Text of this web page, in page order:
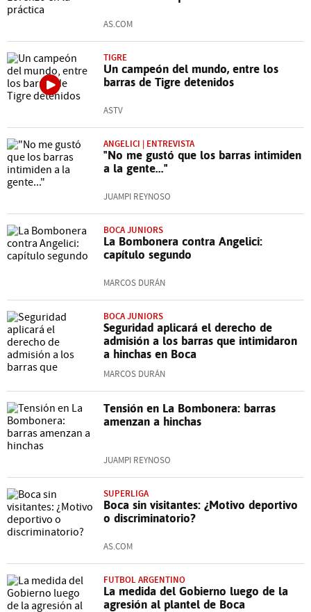
AS.COM
TIGRE
Un campeón del mundo, entre los
barras de Tigre detenidos
ASTV
ANGELICI | ENTREVISTA
"No me gustó que los barras intimiden
a la gente..."
JUAMPI REYNOSO
BOCA JUNIORS
La Bombonera contra Angelici:
capítulo segundo
MARCOS DURÁN
BOCA JUNIORS
Seguridad aplicará el derecho de
admisión a los barras que intimidaron
a hinchas en Boca
MARCOS DURÁN
Tensión en La Bombonera: barras
amenzan a hinchas
JUAMPI REYNOSO
SUPERLIGA
Boca sin visitantes: ¿Motivo deportivo
o discriminatorio?
AS.COM
FUTBOL ARGENTINO
La medida del Gobierno luego de la
agresión al plantel de Boca